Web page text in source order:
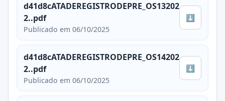
d41d8cATADEREGISTRODEPRE_OS13202
2..pdf
Publicado em 06/10/2025
⬇
d41d8cATADEREGISTRODEPRE_OS14202
2..pdf
Publicado em 06/10/2025
⬇